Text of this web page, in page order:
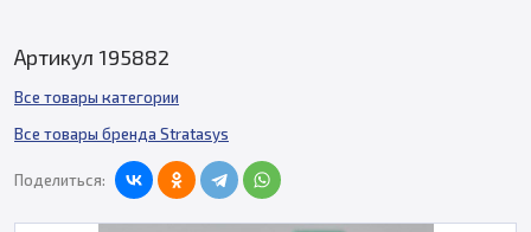
Артикул 195882
Все товары категории
Все товары бренда Stratasys
Поделиться: